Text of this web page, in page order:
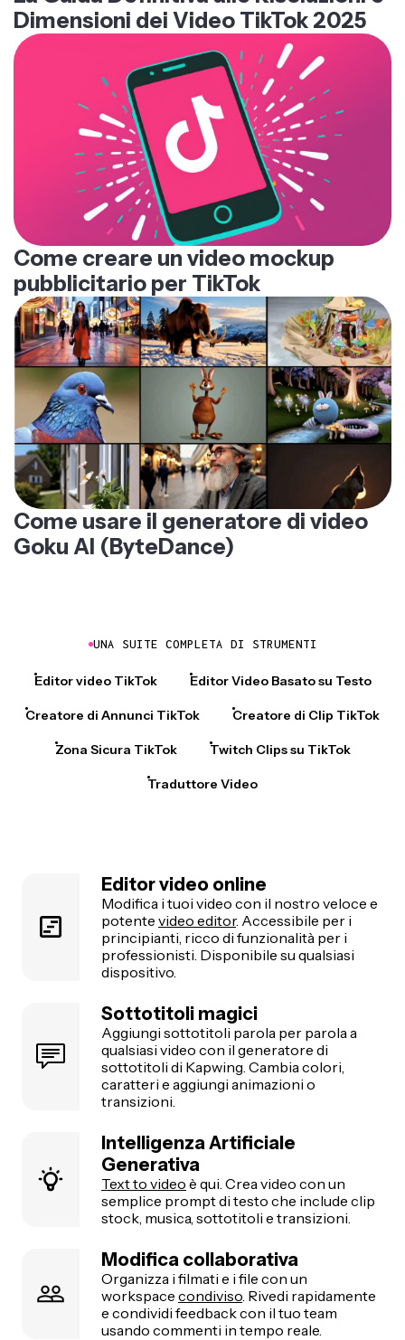
Dimensioni dei Video TikTok 2025
Come creare un video mockup
pubblicitario per TikTok
Come usare il generatore di video
Goku AI (ByteDance)
UNA SUITE COMPLETA DI STRUMENTI
Editor video TikTok Editor Video Basato su Testo
Creatore di Annunci TikTok Creatore di Clip TikTok
Zona Sicura TikTok Twitch Clips su TikTok
Traduttore Video
Editor video online
Modifica i tuoi video con il nostro veloce e
potente video editor. Accessibile per i
principianti, ricco di funzionalità per i
professionisti. Disponibile su qualsiasi
dispositivo.
Sottotitoli magici
Aggiungi sottotitoli parola per parola a
qualsiasi video con il generatore di
sottotitoli di Kapwing. Cambia colori,
caratteri e aggiungi animazioni o
transizioni.
Intelligenza Artificiale
Generativa
Text to video è qui. Crea video con un
semplice prompt di testo che include clip
stock, musica, sottotitoli e transizioni.
Modifica collaborativa
Organizza i filmati e i file con un
workspace condiviso . Rivedi rapidamente
e condividi feedback con il tuo team
usando commenti in tempo reale.